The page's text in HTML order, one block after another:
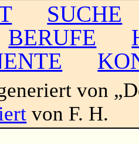
SUCHE
BERUFE
von
von F. H.